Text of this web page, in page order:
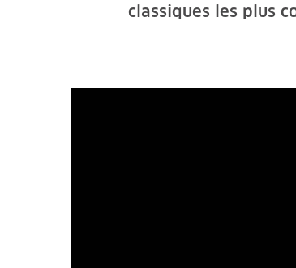
classiques les plus